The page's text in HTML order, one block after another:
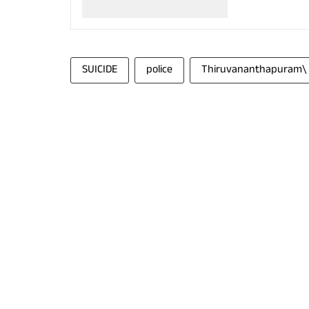
SUICIDE police Thiruvananthapuram\